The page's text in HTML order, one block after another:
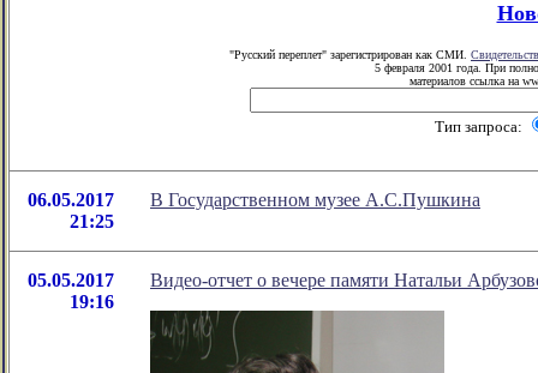
"Русский переплет" зарегистрирован как СМИ.
5 февраля 2001 года. При
материалов ссылка на
Тип запроса:
06.05.2017
21:25
В Государственном музее А.С.Пушкина
05.05.2017
19:16
Видео-отчет о вечере памяти Натальи